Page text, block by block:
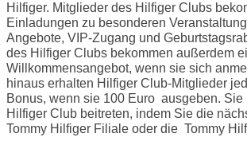
Hilfiger. Mitglieder des Hilfiger Clubs
Einladungen zu besonderen
Angebote, VIP-Zugang und
des Hilfiger Clubs bekommen außerdem
Willkommensangebot, wenn sie sich
hinaus erhalten Hilfiger Club-Mitglieder
Bonus, wenn sie 100 Euro ausgeben. Sie
Hilfiger Club beitreten, indem Sie die
Tommy Hilfiger Filiale oder die Tommy